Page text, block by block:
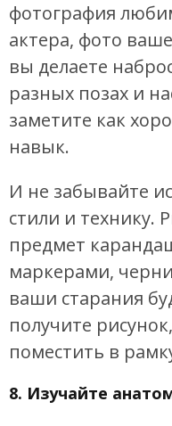
фотография
актера, фото
вы делаете
разных позах и
заметите как
навык.
И не забывайте
стили и технику.
предмет
маркерами,
ваши старания
получите
поместить в
8. Изучайте